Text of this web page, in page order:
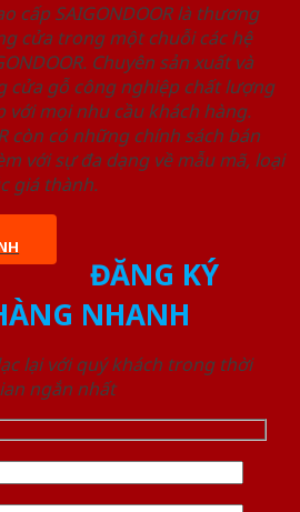
cấp SAIGONDOOR là thương
cửa trong một chuỗi các hệ
Chuyên sản xuất và
cửa gỗ công nghiệp chất lượng
với mọi nhu cầu khách hàng.
còn có những chính sách bán
với sự đa dạng về mẫu mã, loại
giá thành.
ĐĂNG KÝ
NHANH
lại với quý khách trong thời
ngắn nhất